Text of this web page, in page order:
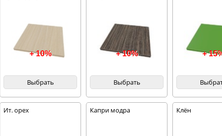
+ 10%
Выбрать
+ 10%
Выбрать
+
Ит. орех Капри модра Клён